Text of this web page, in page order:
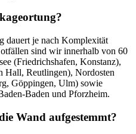
dauert je nach Komplexität
sind wir innerhalb von 60
(Friedrichshafen, Konstanz),
Hall, Reutlingen), Nordosten
Göppingen, Ulm) sowie
Baden und Pforzheim.
Wand aufgestemmt?